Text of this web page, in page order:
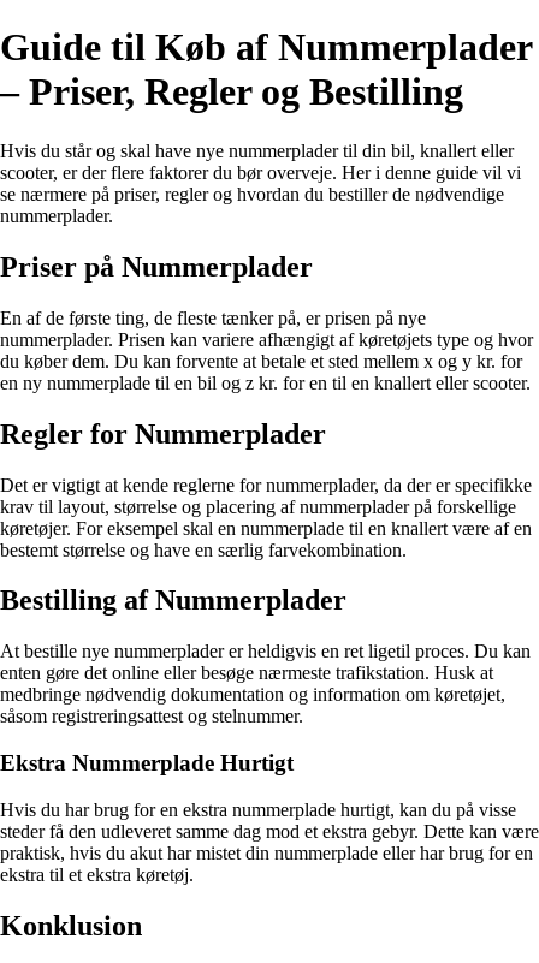
Guide til Køb af Nummerplader
– Priser, Regler og Bestilling
Hvis du står og skal have nye nummerplader til din bil, knallert eller
scooter, er der flere faktorer du bør overveje. Her i denne guide vil vi
se nærmere på priser, regler og hvordan du bestiller de nødvendige
nummerplader.
Priser på Nummerplader
En af de første ting, de fleste tænker på, er prisen på nye
nummerplader. Prisen kan variere afhængigt af køretøjets type og hvor
du køber dem. Du kan forvente at betale et sted mellem x og y kr. for
en ny nummerplade til en bil og z kr. for en til en knallert eller scooter.
Regler for Nummerplader
Det er vigtigt at kende reglerne for nummerplader, da der er specifikke
krav til layout, størrelse og placering af nummerplader på forskellige
køretøjer. For eksempel skal en nummerplade til en knallert være af en
bestemt størrelse og have en særlig farvekombination.
Bestilling af Nummerplader
At bestille nye nummerplader er heldigvis en ret ligetil proces. Du kan
enten gøre det online eller besøge nærmeste trafikstation. Husk at
medbringe nødvendig dokumentation og information om køretøjet,
såsom registreringsattest og stelnummer.
Ekstra Nummerplade Hurtigt
Hvis du har brug for en ekstra nummerplade hurtigt, kan du på visse
steder få den udleveret samme dag mod et ekstra gebyr. Dette kan være
praktisk, hvis du akut har mistet din nummerplade eller har brug for en
ekstra til et ekstra køretøj.
Konklusion